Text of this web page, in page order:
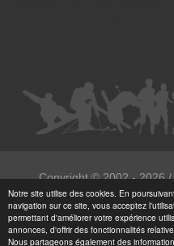
Notre site utilise des cookies. En
navigation sur ce site, vous acceptez
permettant d'améliorer votre expérience
annonces, d'offrir des fonctionnalités
Nous partageons également des
Copyright ©2002 - 2026/
Tous
Numéro de